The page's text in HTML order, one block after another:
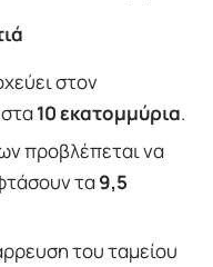
στον
10 εκατομμύρια.
προβλέπεται να
τα9,5
του ταμείου